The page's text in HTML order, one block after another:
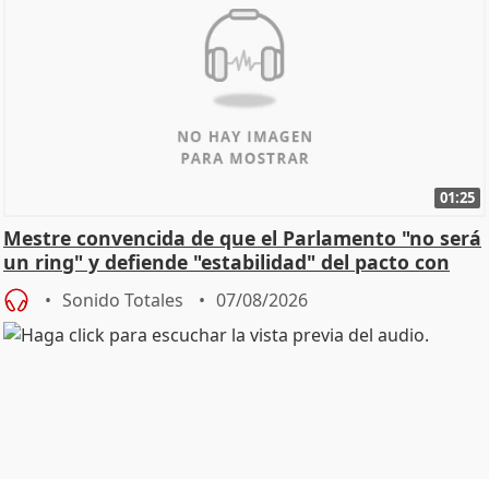
01:25
Mestre convencida de que el Parlamento "no será
un ring" y defiende "estabilidad" del pacto con
Vox
Sonido Totales 07/08/2026